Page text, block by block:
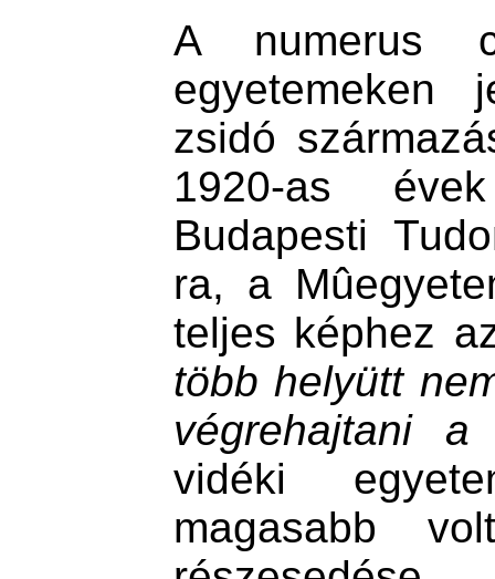
A numerus
egyetemeken
zsidó
1920-as
Budapesti
ra, a
teljes képhez
több helyütt
végrehajtani a
vidéki
magasabb